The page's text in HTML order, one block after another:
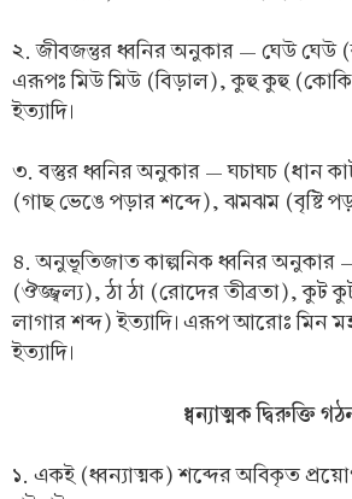
২. জীবজন্তুর ধ্বনির অনুকার — ঘেউ ঘেউ
এরূপঃ মিউ মিউ (বিড়াল), কুহু কুহু
ইত্যাদি।
৩. বস্তুর ধ্বনির অনুকার — ঘচাঘচ (ধান
(গাছ ভেঙে পড়ার শব্দে), ঝমঝম (বৃষ্টি
৪. অনুভূতিজাত কাল্পনিক ধ্বনির অনুকার
(ঔজ্জ্বল্য), ঠা ঠা (রোদের তীব্রতা), কুট
লাগার শব্দ) ইত্যাদি। এরূপ আরোঃ মিন
ইত্যাদি।
ধ্বন্যাত্মক দ্বিরুক্তি
১. একই (ধ্বন্যাত্মক) শব্দের অবিকৃত